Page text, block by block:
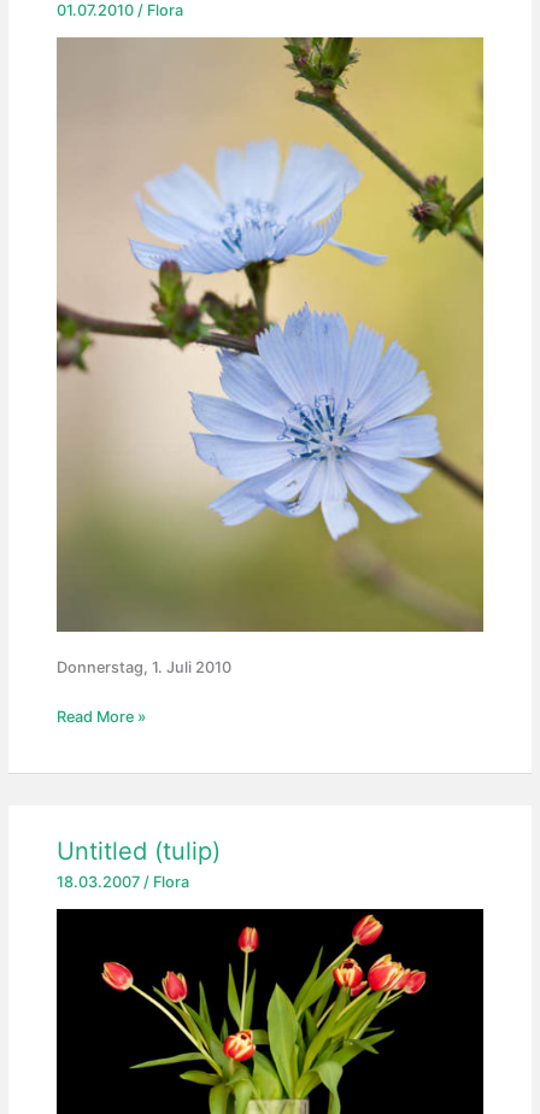
01.07.2010 / Flora
Donnerstag, 1. Juli 2010
Wegwarte
Read More »
Untitled (tulip)
18.03.2007 / Flora